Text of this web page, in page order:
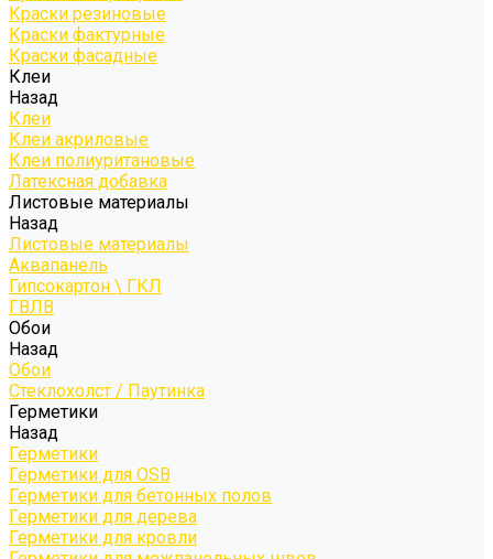
Краски резиновые
Краски фактурные
Краски фасадные
Клеи
Назад
Клеи
Клеи акриловые
Клеи полиуритановые
Латексная добавка
Листовые материалы
Назад
Листовые материалы
Аквапанель
Гипсокартон \ ГКЛ
ГВЛВ
Обои
Назад
Обои
Стеклохолст / Паутинка
Герметики
Назад
Герметики
Герметики для OSB
Герметики для бетонных полов
Герметики для дерева
Герметики для кровли